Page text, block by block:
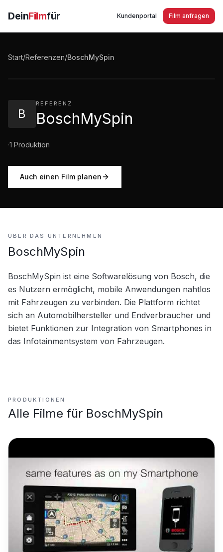
DeinFilmfür Kundenportal Film anfragen
Start/Referenzen/BoschMySpin
B
REFERENZ
BoschMySpin
·1 Produktion
Auch einen Film planen
BoschMySpin
ÜBER DAS UNTERNEHMEN
BoschMySpin
BoschMySpin ist eine Softwarelösung von Bosch, die
es Nutzern ermöglicht, mobile Anwendungen nahtlos
mit Fahrzeugen zu verbinden. Die Plattform richtet
sich an Automobilhersteller und Endverbraucher und
bietet Funktionen zur Integration von Smartphones in
das Infotainmentsystem von Fahrzeugen.
PRODUKTIONEN
Alle Filme für BoschMySpin